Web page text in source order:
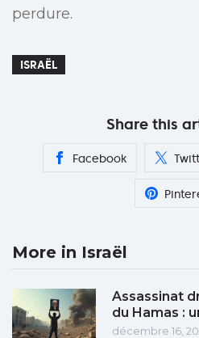
perdure.
ISRAËL
Share this
Facebook
More in Israël
Assassinat
du Hamas :
décembre 16,